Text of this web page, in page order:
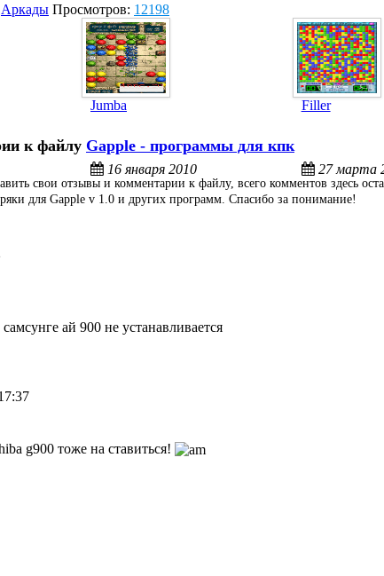
Аркады Просмотров: 12198
Jumba
16 января 2010
Filler
27 марта
к файлу Gapple - программы для кпк
свои отзывы и комментарии к файлу, всего комментов здесь
для Gapple v 1.0 и других программ. Спасибо за понимание!
ай 900 не устанавливается
g900 тоже на ставиться!